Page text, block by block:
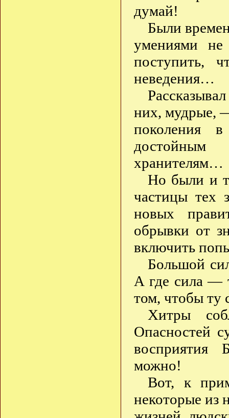
думай!
Были
умениями не
поступить,
неведения…
них, мудрые,
поколения
хранителям…
Но были и
частицы тех
новых
обрывки от
включить
Большой
А где сила —
том, чтобы ту
Хитры
Опасностей
восприятия
можно!
Вот, к
некоторые из